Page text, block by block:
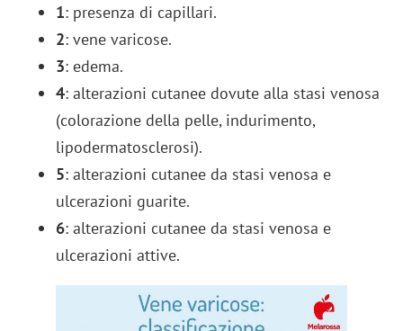
1: presenza di capillari.
2: vene varicose.
3: edema.
4: alterazioni cutanee dovute alla stasi venosa
(colorazione della pelle, indurimento,
lipodermatosclerosi).
5: alterazioni cutanee da stasi venosa e
ulcerazioni guarite.
6: alterazioni cutanee da stasi venosa e
ulcerazioni attive.